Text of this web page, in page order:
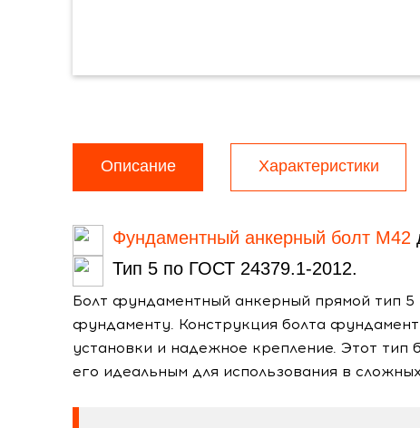
Описание Характеристики
Фундаментный анкерный болт М42
Тип 5 по ГОСТ 24379.1-2012.
Болт фундаментный анкерный прямой тип 5
фундаменту. Конструкция болта
установки и надежное крепление. Этот
его идеальным для использования в